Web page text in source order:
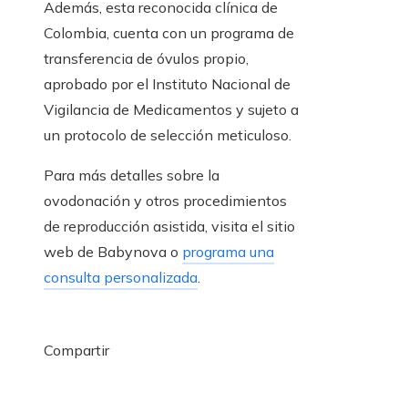
Además, esta reconocida clínica de
Colombia, cuenta con un programa de
transferencia de óvulos propio,
aprobado por el Instituto Nacional de
Vigilancia de Medicamentos y sujeto a
un protocolo de selección meticuloso.
Para más detalles sobre la
ovodonación y otros procedimientos
de reproducción asistida, visita el sitio
web de Babynova o programa una
consulta personalizada
Compartir